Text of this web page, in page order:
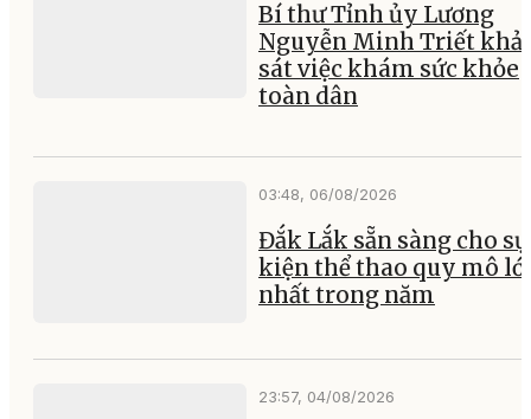
Bí thư Tỉnh ủy Lương
Nguyễn Minh Triết
sát việc khám sức khỏe
toàn dân
03:48, 06/08/2026
Đắk Lắk sẵn sàng cho sự
kiện thể thao quy mô
nhất trong năm
23:57, 04/08/2026